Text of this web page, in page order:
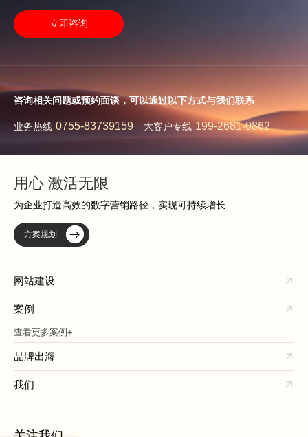
立即咨询
咨询相关问题或预约面谈，可以通过以下方式与我们联系
业务热线 0755-83739159 大客户专线 199-2681-0862
用心 激活无限
为企业打造高效的数字营销路径，实现可持续增长
方案规划
网站建设
案例
查看更多案例+
品牌出海
我们